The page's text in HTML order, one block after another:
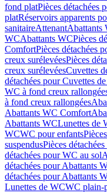
fond platPièces détachées
platRéservoirs apparents
sanitaireAttenantAbattants
WCAbattants WCPièces
ComfortPièces détachées
creux surélevéesPièces
creux surélevéesCuvettes
détachées pour Cuvettes
WC à fond creux
à fond creux rallongées
Abattants WC Comfort
Abattants WCLunettes de
WCWC pour enfants
suspendusPièces
détachées pour WC au sol
détachées pour Abattants
détachées pour Abattants
Lunettes de WCWC plain-